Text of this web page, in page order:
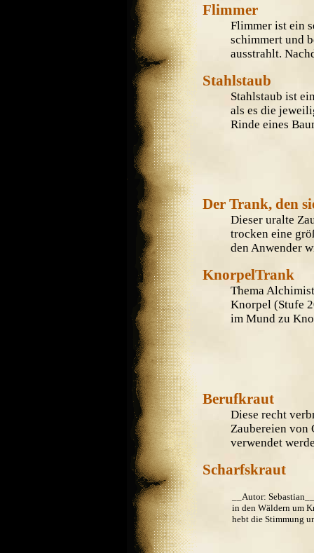
Flimmer
Flimmer ist ein
schimmert und
ausstrahlt.
Stahlstaub
Stahlstaub ist
als es die
Rinde eines
Der Trank, den
Dieser uralte
trocken eine
den Anwender
KnorpelTrank
Thema
Knorpel (Stufe
im Mund zu
Berufkraut
Diese recht
Zaubereien von
verwendet
Scharfskraut
__Autor:
in den Wäldern um
hebt die Stimmung